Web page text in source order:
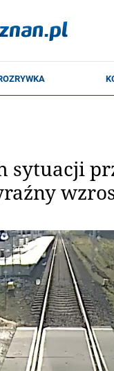
sytuacji